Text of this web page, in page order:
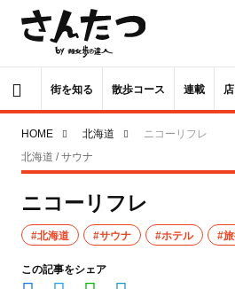
街を知る 散歩コース 連載
HOME 北海道
ニコーリフレ
北海道 / サウナ
ニコーリフレ
#北海道 #サウナ #ホテル #
この記事をシェア